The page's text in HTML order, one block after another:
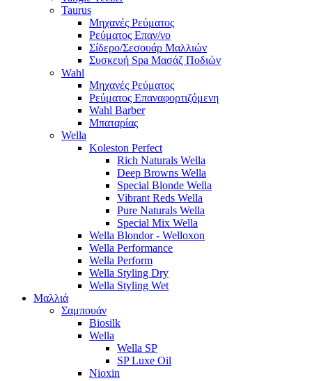
Taurus
Μηχανές Ρεύματος
Ρεύματος Επαν/νο
Σίδερο/Σεσουάρ Μαλλιών
Συσκευή Spa Μασάζ Ποδιών
Wahl
Μηχανές Ρεύματος
Ρεύματος Επαναφορτιζόμενη
Wahl Barber
Μπαταρίας
Wella
Koleston Perfect
Rich Naturals Wella
Deep Browns Wella
Special Blonde Wella
Vibrant Reds Wella
Pure Naturals Wella
Special Mix Wella
Wella Blondor - Welloxon
Wella Performance
Wella Perform
Wella Styling Dry
Wella Styling Wet
Μαλλιά
Σαμπουάν
Biosilk
Wella
Wella SP
SP Luxe Oil
Nioxin